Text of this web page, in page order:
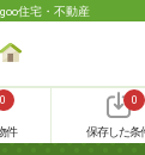
住宅・不動産
0
件
0
保存した条